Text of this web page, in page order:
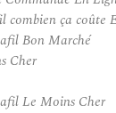
combien ça coûte
Bon Marché
Cher
Le Moins Cher